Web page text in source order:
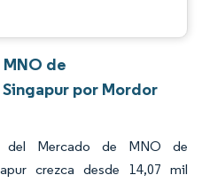
de
por Mordor
del Mercado de MNO de
crezca desde 14,07 mil